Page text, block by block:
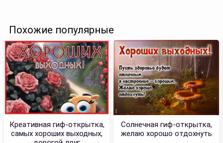
Похожие популярные
Креативная гиф-открытка,
самых хороших выходных,
Солнечная гиф-открытка,
желаю хорошо отдохнуть